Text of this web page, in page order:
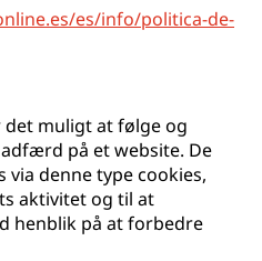
es/info/politica-de-
det muligt at følge og
på et website. De
via denne type cookies,
aktivitet og til at
henblik på at forbedre